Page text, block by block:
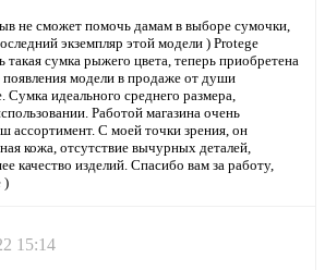
не сможет помочь дамам в выборе сумочки,
экземпляр этой модели ) Protege
сумка рыжего цвета, теперь приобретена
модели в продаже от души
идеального среднего размера,
Работой магазина очень
ассортимент. С моей точки зрения, он
кожа, отсутствие вычурных деталей,
качество изделий. Спасибо вам за работу,
)
15:14